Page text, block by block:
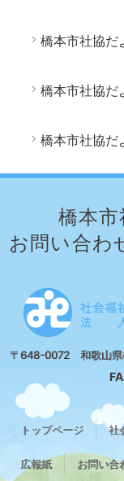
橋本市社協
橋本市社協
橋本市社協だ
橋本
お問い合わ
〒648-0072 和歌山県
トップページ 社
広報紙 お問い合